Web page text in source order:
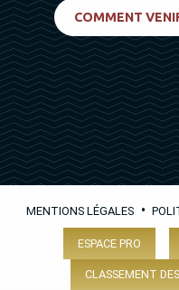
COMMENT
MENTIONS LÉGALES •
ESPACE PRO
CLASSEMENT